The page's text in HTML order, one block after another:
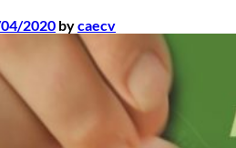
2020 bycaecv